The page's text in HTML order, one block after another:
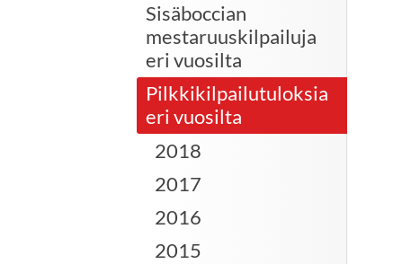
Sisäboccian
mestaruuskilpailuja
eri vuosilta
Pilkkikilpailutuloksia
eri vuosilta
2018
2017
2016
2015